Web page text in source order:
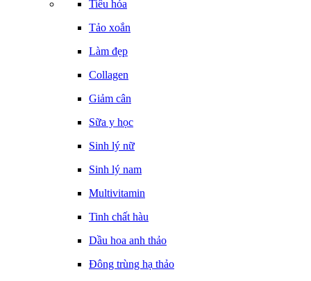
Tiêu hóa
Tảo xoắn
Làm đẹp
Collagen
Giảm cân
Sữa y học
Sinh lý nữ
Sinh lý nam
Multivitamin
Tinh chất hàu
Dầu hoa anh thảo
Đông trùng hạ thảo